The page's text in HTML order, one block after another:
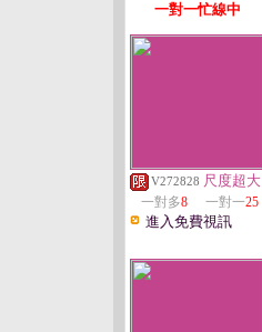
一對一忙線中
V272828 尺度超大
一對多8 一對一25
進入免費視訊